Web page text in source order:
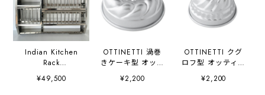
Indian Kitchen
Rack
w91cm×D21cm×H
76cm インディ
¥49,500
OTTINETTI 渦巻
きケーキ型 オッテ
ィネッティ社
¥2,200
OTTINETTI クグ
ロフ型 オッティネ
ッティ社
¥2,200